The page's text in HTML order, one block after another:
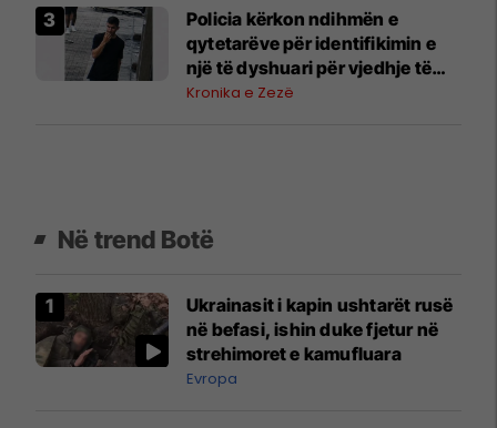
Policia kërkon ndihmën e
qytetarëve për identifikimin e
një të dyshuari për vjedhje të
rëndë
Kronika e Zezë
Në trend Botë
Ukrainasit i kapin ushtarët rusë
në befasi, ishin duke fjetur në
strehimoret e kamufluara
Evropa